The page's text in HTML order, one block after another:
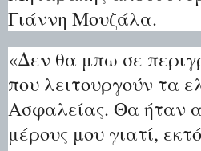
Γιάννη Μουζάλα.
«Δεν θα μπω σε
που λειτουργούν τα
Ασφαλείας. Θα ήταν
μέρους μου γιατί,